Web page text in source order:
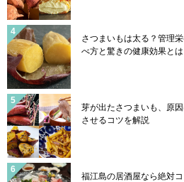
さつまいもは太る？管理
べ方と驚きの健康効果とは
芽が出たさつまいも、原
させるコツを解説
福江島の居酒屋なら絶対